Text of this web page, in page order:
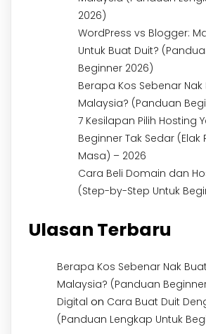
2026)
WordPress vs Blogger:
Untuk Buat Duit?
Beginner 2026)
Berapa Kos Sebenar
Malaysia? (Panduan
7 Kesilapan Pilih Hosting
Beginner Tak Sedar (Elak
Masa) – 2026
Cara Beli Domain dan
(Step-by-Step Untuk
Ulasan Terbaru
Berapa Kos Sebenar Nak
Malaysia? (Panduan
Digital on Cara Buat Duit
(Panduan Lengkap Untuk